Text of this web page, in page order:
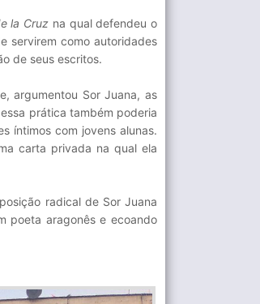
la Cruz na qual defendeu o
servirem como autoridades
de seus escritos.
argumentou Sor Juana, as
prática também poderia
íntimos com jovens alunas.
carta privada na qual ela
radical de Sor Juana
poeta aragonês e ecoando